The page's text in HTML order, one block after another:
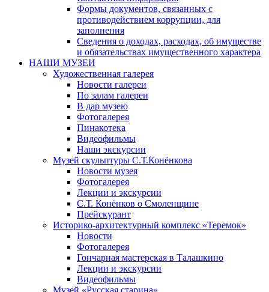
Формы документов, связанных с
противодействием коррупции, для
заполнения
Сведения о доходах, расходах, об имуществе
и обязательствах имущественного характера
НАШИ МУЗЕИ
Художественная галерея
Новости галереи
По залам галереи
В дар музею
Фотогалерея
Пинакотека
Видеофильмы
Наши экскурсии
Музей скульптуры С.Т.Конёнкова
Новости музея
Фотогалерея
Лекции и экскурсии
С.Т. Конёнков о Смоленщине
Прейскурант
Историко-архитектурный комплекс «Теремок»
Новости
Фотогалерея
Гончарная мастерская в Талашкино
Лекции и экскурсии
Видеофильмы
Музей «Русская старина»